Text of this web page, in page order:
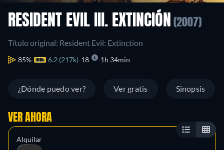
RESIDENT EVIL III. EXTINCIÓN (2007)
Título original: Resident Evil: Extinction
85% 6.2 (217k) 18 1h 34min
¿Dónde puedo ver? Ver gratis Sinopsis
VER AHORA
Alquilar